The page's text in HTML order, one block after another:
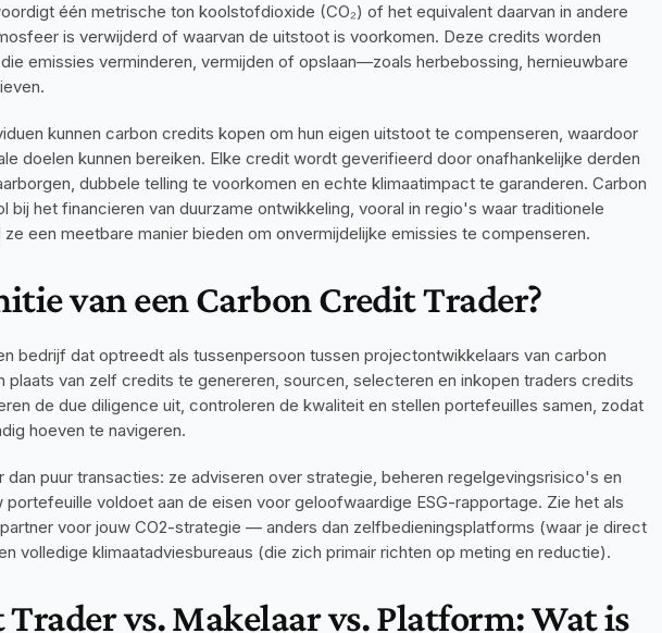
één metrische ton koolstofdioxide (CO₂) of het equivalent daarvan in andere
is verwijderd of waarvan de uitstoot is voorkomen. Deze credits worden
emissies verminderen, vermijden of opslaan—zoals herbebossing, hernieuwbare
kunnen carbon credits kopen om hun eigen uitstoot te compenseren, waardoor
doelen kunnen bereiken. Elke credit wordt geverifieerd door onafhankelijke derden
dubbele telling te voorkomen en echte klimaatimpact te garanderen. Carbon
bij het financieren van duurzame ontwikkeling, vooral in regio's waar traditionele
een meetbare manier bieden om onvermijdelijke emissies te compenseren.
van een Carbon Credit Trader?
bedrijf dat optreedt als tussenpersoon tussen projectontwikkelaars van carbon
plaats van zelf credits te genereren, sourcen, selecteren en inkopen traders credits
de due diligence uit, controleren de kwaliteit en stellen portefeuilles samen, zodat
hoeven te navigeren.
dan puur transacties: ze adviseren over strategie, beheren regelgevingsrisico's en
voldoet aan de eisen voor geloofwaardige ESG-rapportage. Zie het als
voor jouw CO2-strategie — anders dan zelfbedieningsplatforms (waar je direct
volledige klimaatadviesbureaus (die zich primair richten op meting en reductie).
vs. Makelaar vs. Platform: Wat is